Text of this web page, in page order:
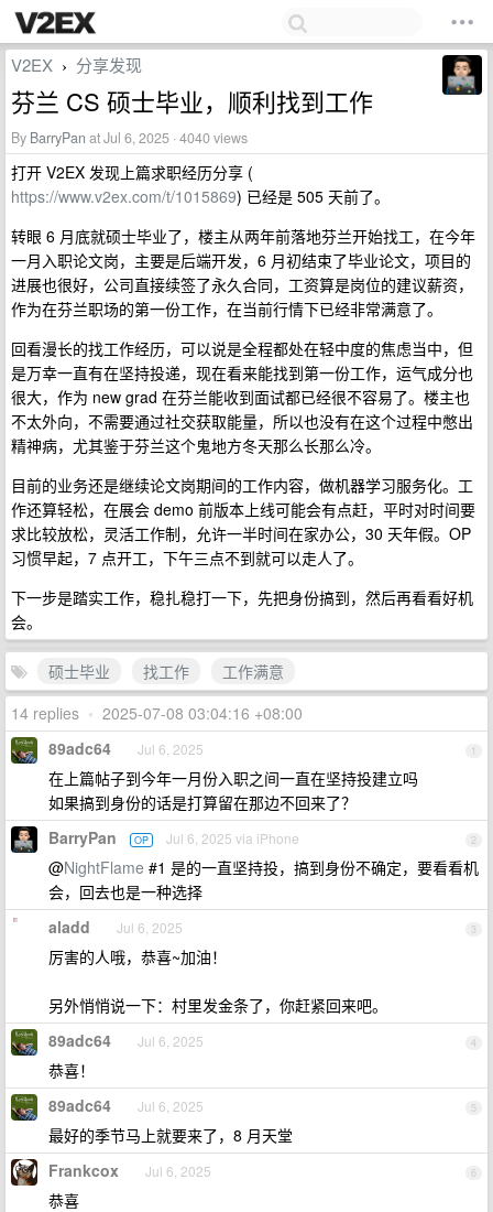
V2EX › 分享发现
芬兰 CS 硕士毕业，顺利找到工作
By BarryPan at Jul 6, 2025 · 4040 views
打开 V2EX 发现上篇求职经历分享 (
https://www.v2ex.com/t/1015869) 已经是 505 天前了。
转眼 6 月底就硕士毕业了，楼主从两年前落地芬兰开始找工，在今年
一月入职论文岗，主要是后端开发，6 月初结束了毕业论文，项目的
进展也很好，公司直接续签了永久合同，工资算是岗位的建议薪资，
作为在芬兰职场的第一份工作，在当前行情下已经非常满意了。
回看漫长的找工作经历，可以说是全程都处在轻中度的焦虑当中，但
是万幸一直有在坚持投递，现在看来能找到第一份工作，运气成分也
很大，作为 new grad 在芬兰能收到面试都已经很不容易了。楼主也
不太外向，不需要通过社交获取能量，所以也没有在这个过程中憋出
精神病，尤其鉴于芬兰这个鬼地方冬天那么长那么冷。
目前的业务还是继续论文岗期间的工作内容，做机器学习服务化。工
作还算轻松，在展会 demo 前版本上线可能会有点赶，平时对时间要
求比较放松，灵活工作制，允许一半时间在家办公，30 天年假。OP
习惯早起，7 点开工，下午三点不到就可以走人了。
下一步是踏实工作，稳扎稳打一下，先把身份搞到，然后再看看好机
会。
硕士毕业 找工作
工作满意
14 replies • 2025-07-08 03:04:16 +08:00
1
89adc64 Jul 6, 2025
在上篇帖子到今年一月份入职之间一直在坚持投建立吗
如果搞到身份的话是打算留在那边不回来了？
2
BarryPan OP Jul 6, 2025 via iPhone
@NightFlame #1 是的一直坚持投，搞到身份不确定，要看看机
会，回去也是一种选择
3
aladd Jul 6, 2025
厉害的人哦，恭喜~加油！
另外悄悄说一下：村里发金条了，你赶紧回来吧。
4
89adc64 Jul 6, 2025
恭喜！
5
89adc64 Jul 6, 2025
最好的季节马上就要来了，8 月天堂
6
Frankcox Jul 6, 2025
恭喜